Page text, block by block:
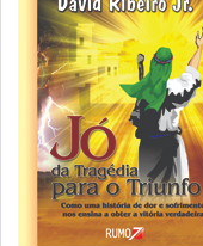
ver todas »